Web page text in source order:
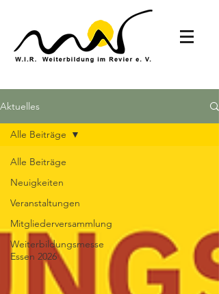
Aktuelles
Alle Beiträge
Neuigkeiten
Veranstaltungen
Mitgliederversammlung
Weiterbildungsmesse
Essen 2026
Alle Beiträge